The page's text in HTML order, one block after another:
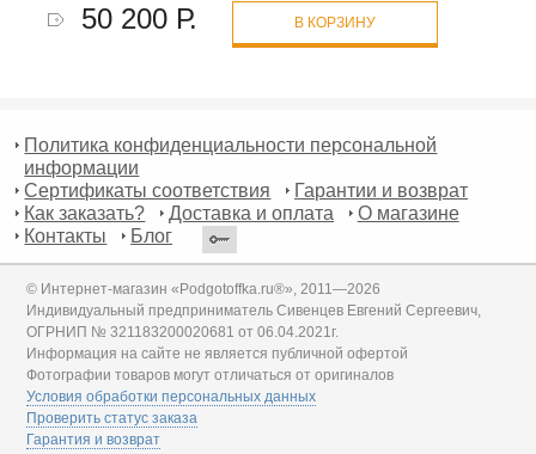
50 200 Р. В КОРЗИНУ
Политика конфиденциальности персональной
информации
Сертификаты соответствия
Гарантии и возврат
Как заказать?
Доставка и оплата
О магазине
Контакты
Блог
© Интернет-магазин «Podgotoffka.ru®», 2011—2026
Индивидуальный предприниматель Сивенцев Евгений Сергеевич,
ОГРНИП № 321183200020681 от 06.04.2021г.
Информация на сайте не является публичной офертой
Фотографии товаров могут отличаться от оригиналов
Условия обработки персональных данных
Проверить статус заказа
Гарантия и возврат